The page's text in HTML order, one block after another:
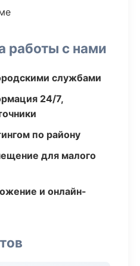
работы с нами
службами
24/7,
по району
для малого
и онлайн-